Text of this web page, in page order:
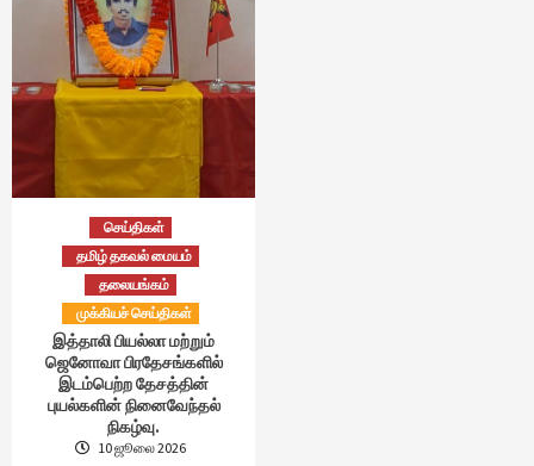
செய்திகள்
தமிழ் தகவல் மையம்
தலையங்கம்
முக்கியச் செய்திகள்
இத்தாலி பியல்லா மற்றும்
ஜெனோவா பிரதேசங்களில்
இடம்பெற்ற தேசத்தின்
புயல்களின் நினைவேந்தல்
நிகழ்வு.
10 ஜூலை 2026